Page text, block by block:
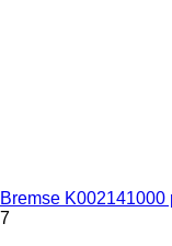
Bremse K002141000
7